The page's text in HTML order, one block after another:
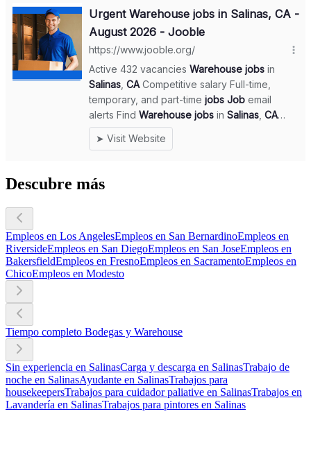
Descubre más
Empleos en Los AngelesEmpleos en San BernardinoEmpleos en
RiversideEmpleos en San DiegoEmpleos en San JoseEmpleos en
BakersfieldEmpleos en FresnoEmpleos en SacramentoEmpleos en
ChicoEmpleos en Modesto
Tiempo completo Bodegas y Warehouse
Sin experiencia en SalinasCarga y descarga en SalinasTrabajo de
noche en SalinasAyudante en SalinasTrabajos para
housekeepersTrabajos para cuidador paliative en SalinasTrabajos en
Lavandería en SalinasTrabajos para pintores en Salinas